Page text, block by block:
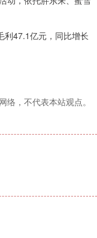
47.1亿元，同比增长
络，不代表本站观点。